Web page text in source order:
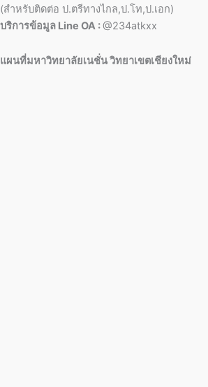
(สำหรับติดต่อ ป.ตรีทางไกล,ป.โท,ป.เอก)
บริการข้อมูล Line OA :@234atkxx
แผนที่มหาวิทยาลัยเนชั่น วิทยาเขตเชียงใหม่